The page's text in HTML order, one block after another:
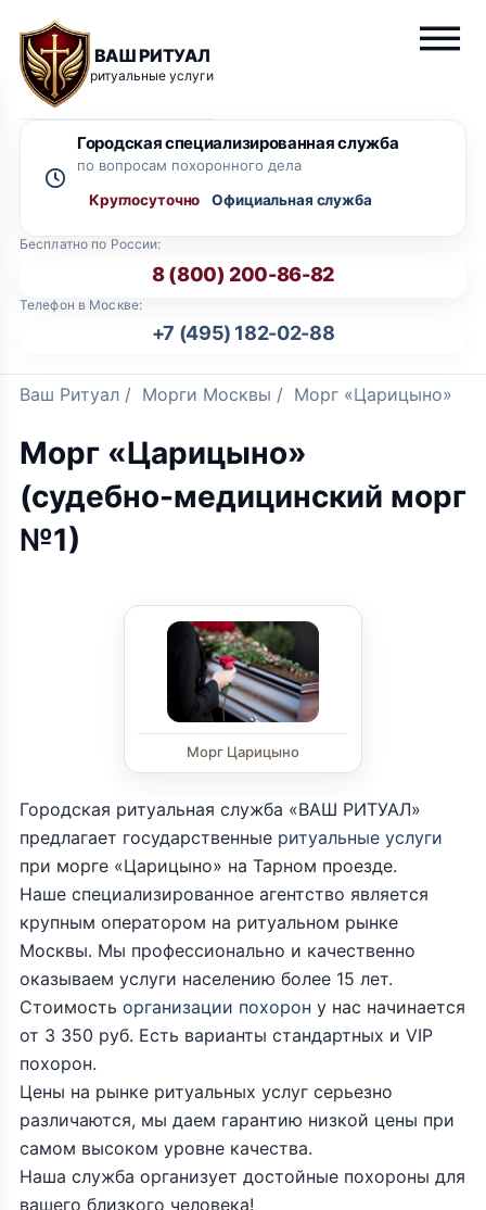
ВАШ РИТУАЛ
ритуальные услуги
Бесплатно по России:
8 (800) 200-86-82
Телефон в Москве:
+7 (495) 182-02-88
Городская специализированная служба
по вопросам похоронного дела
Круглосуточно
Ваш Ритуал / Морги Москвы / Морг «Царицыно»
Морг «Царицыно»
(судебно-медицинский морг
№1)
Морг Царицыно
Городская ритуальная служба «ВАШ РИТУАЛ»
предлагает государственные ритуальные услуги
при морге «Царицыно» на Тарном проезде.
Наше специализированное агентство является
крупным оператором на ритуальном рынке
Москвы. Мы профессионально и качественно
оказываем услуги населению более 15 лет.
Стоимость организации похорон у нас начинается
от 3 350 руб. Есть варианты стандартных и VIP
похорон.
Цены на рынке ритуальных услуг серьезно
различаются, мы даем гарантию низкой цены при
самом высоком уровне качества.
Наша служба организует достойные похороны для
вашего близкого человека!